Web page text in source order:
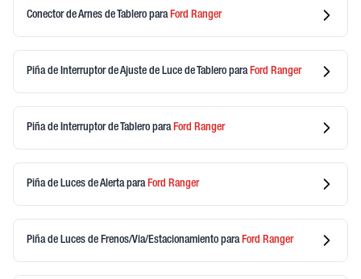
Conector de Arnes de Tablero para Ford Ranger
Piña de Interruptor de Ajuste de Luce de Tablero para Ford Ranger
Piña de Interruptor de Tablero para Ford Ranger
Piña de Luces de Alertapara Ford Ranger
Piña de Luces de Frenos/Via/Estacionamiento para Ford Ranger